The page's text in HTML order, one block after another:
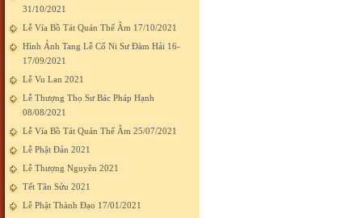
31/10/2021
Lễ Vía Bồ Tát Quán Thế Âm 17/10/2021
Hình Ảnh Tang Lễ Cố Ni Sư Đàm Hải 16-
17/09/2021
Lễ Vu Lan 2021
Lễ Thượng Thọ Sư Bác Pháp Hạnh
08/08/2021
Lễ Vía Bồ Tát Quán Thế Âm 25/07/2021
Lễ Phật Đản 2021
Lễ Thượng Nguyên 2021
Tết Tân Sửu 2021
Lễ Phật Thành Đạo 17/01/2021